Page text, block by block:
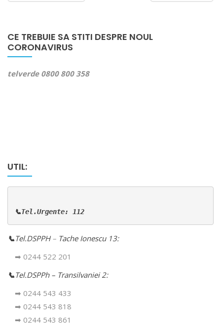
CE TREBUIE SA STITI DESPRE NOUL
CORONAVIRUS
telverde 0800 800 358
UTIL:
📞Tel.Urgente: 112
📞Tel.DSPPH – Tache Ionescu 13:
➡ 0244 522 201
📞Tel.DSPPh – Transilvaniei 2:
➡ 0244 543 433
➡ 0244 543 818
➡ 0244 543 861